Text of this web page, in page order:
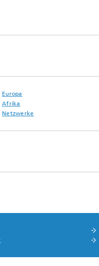
Europa
Afrika
Netzwerke